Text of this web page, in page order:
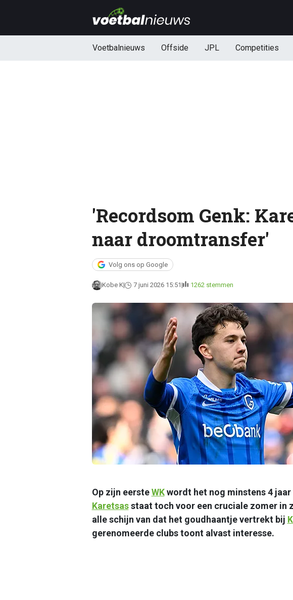
Voetbalnieuws Offside JPL Competities
'Recordsom Genk:
naar droomtransfer'
Volg ons op Google
Kobe K 7 juni 2026 15:51 1262 stemmen
Op zijn eersteWKwordt het nog minstens 4 jaar
Karetsasstaat toch voor een cruciale zomer in
alle schijn van dat het goudhaantje vertrekt bij
gerenomeerde clubs toont alvast interesse.